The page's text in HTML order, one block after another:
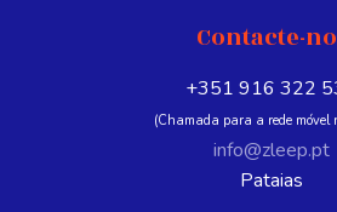
Contacte-
+351 916 322
(Chamada para a rede móvel
info@zleep.pt
Pataias